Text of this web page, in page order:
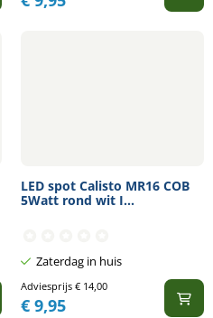
LED spot Calisto MR16 COB
5Watt rond wit I...
Zaterdag in huis
Adviesprijs €14,00
€9,95